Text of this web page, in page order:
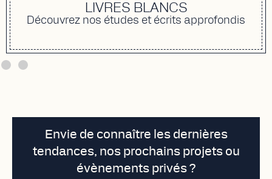
LIVRES BLANCS
Découvrez nos études et écrits approfondis
Envie de connaître les dernières
tendances, nos prochains projets ou
évènements privés ?